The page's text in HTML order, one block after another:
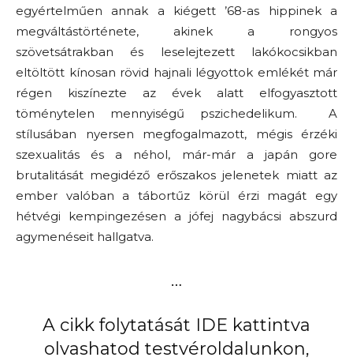
egyértelműen annak a kiégett ’68-as hippinek a
megváltástörténete, akinek a rongyos
szövetsátrakban és leselejtezett lakókocsikban
eltöltött kínosan rövid hajnali légyottok emlékét már
régen kiszínezte az évek alatt elfogyasztott
töménytelen mennyiségű pszichedelikum. A
stílusában nyersen megfogalmazott, mégis érzéki
szexualitás és a néhol, már-már a japán gore
brutalitását megidéző erőszakos jelenetek miatt az
ember valóban a tábortűz körül érzi magát egy
hétvégi kempingezésen a jófej nagybácsi abszurd
agymenéseit hallgatva.
…
A cikk folytatását IDE kattintva
olvashatod testvéroldalunkon,